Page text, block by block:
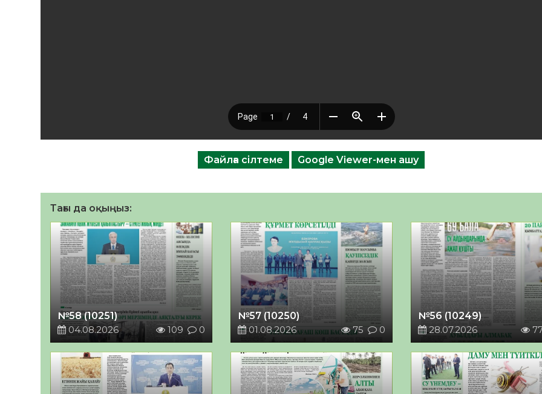
Файлға сілтеме Google Viewer-мен ашу
Тағы да оқыңыз:
№58 (10251)
04.08.2026
109 0
№57 (10250)
01.08.2026
75 0
№56 (10249)
28.07.2026